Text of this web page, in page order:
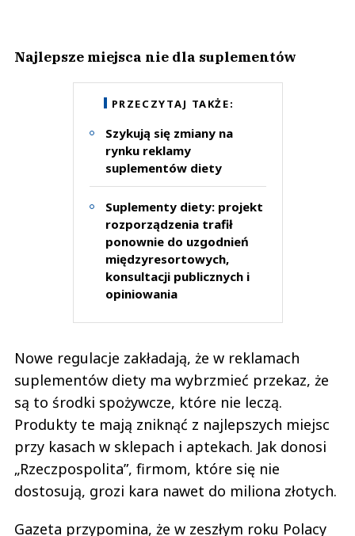
Najlepsze miejsca nie dla suplementów
PRZECZYTAJ TAKŻE:
Szykują się zmiany na
rynku reklamy
suplementów diety
Suplementy diety: projekt
rozporządzenia trafił
ponownie do uzgodnień
międzyresortowych,
konsultacji publicznych i
opiniowania
Nowe regulacje zakładają, że w reklamach
suplementów diety ma wybrzmieć przekaz, że
są to środki spożywcze, które nie leczą.
Produkty te mają zniknąć z najlepszych miejsc
przy kasach w sklepach i aptekach. Jak donosi
„Rzeczpospolita”, firmom, które się nie
dostosują, grozi kara nawet do miliona złotych.
Gazeta przypomina, że w zeszłym roku Polacy